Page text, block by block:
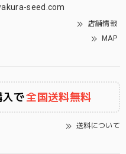
seed.com
店舗情報
MAP
入で全国送料無料
送料について